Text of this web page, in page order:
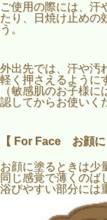
ご使用の際には、汗
たり、日焼け止めの
う。
外出先では、汗や汚
軽く押さえるように
（敏感肌のお子様
認してからお使いく
【 For Face お顔に
お顔に塗るときは少
同じ感覚で薄くのば
浴びやすい部分には